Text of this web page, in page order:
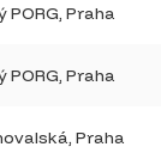
PORG, Praha
PORG, Praha
Praha